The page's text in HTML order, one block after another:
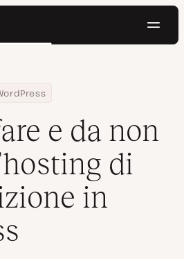
per l’hosting di siti a iscrizione in
e da non
di
in